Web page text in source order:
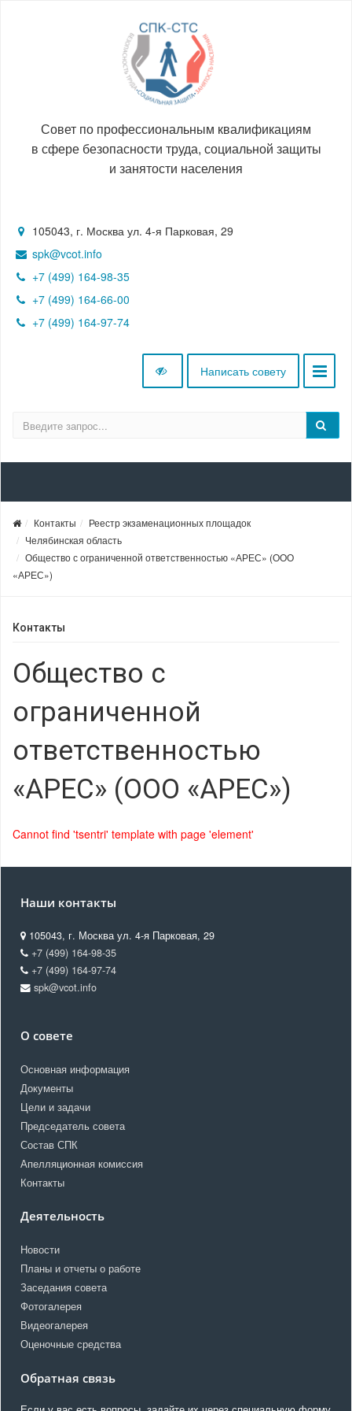
Совет по профессиональным квалификациям
в сфере безопасности труда, социальной защиты
и занятости населения
105043, г. Москва ул. 4-я Парковая, 29
spk@vcot.info
+7 (499) 164-98-35
+7 (499) 164-66-00
+7 (499) 164-97-74
Написать совету
Контакты
Реестр экзаменационных площадок
Челябинская область
Общество с ограниченной ответственностью «АРЕС» (ООО
«АРЕС»)
Контакты
Общество с
ограниченной
ответственностью
«АРЕС» (ООО «АРЕС»)
Cannot find 'tsentri' template with page 'element'
Наши контакты
105043, г. Москва ул. 4-я Парковая, 29
+7 (499) 164-98-35
+7 (499) 164-97-74
spk@vcot.info
О совете
Основная информация
Документы
Цели и задачи
Председатель совета
Состав СПК
Апелляционная комиссия
Контакты
Деятельность
Новости
Планы и отчеты о работе
Заседания совета
Фотогалерея
Видеогалерея
Оценочные средства
Обратная связь